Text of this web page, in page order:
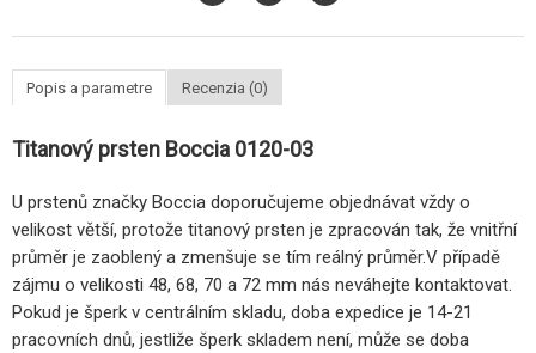
Popis a parametre Recenzia (0)
Titanový prsten Boccia 0120-03
U prstenů značky Boccia doporučujeme objednávat vždy o
velikost větší, protože titanový prsten je zpracován tak, že vnitřní
průměr je zaoblený a zmenšuje se tím reálný průměr.V případě
zájmu o velikosti 48, 68, 70 a 72 mm nás neváhejte kontaktovat.
Pokud je šperk v centrálním skladu, doba expedice je 14-21
pracovních dnů, jestliže šperk skladem není, může se doba